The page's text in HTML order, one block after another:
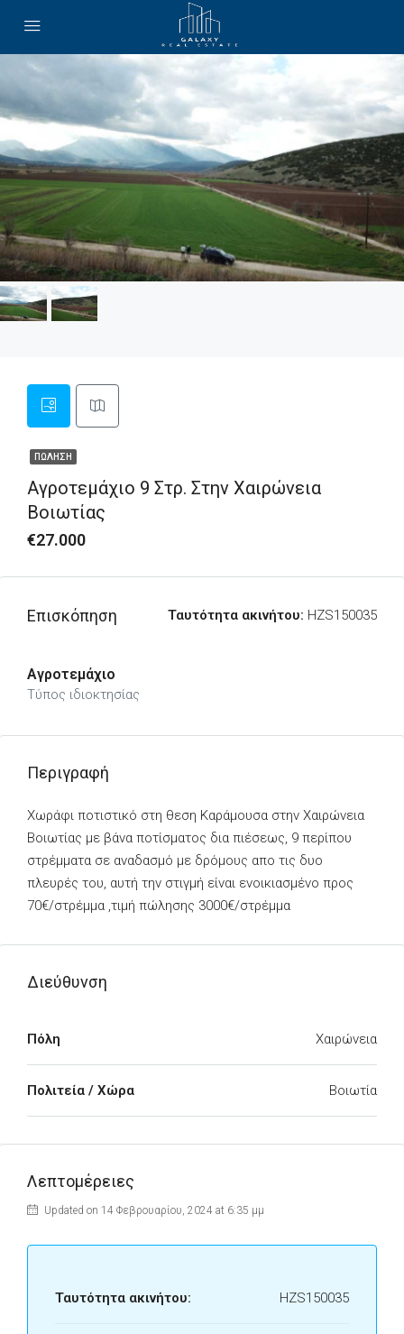
ΠΏΛΗΣΗ
Αγροτεμάχιο 9 Στρ. Στην Χαιρώνεια
Βοιωτίας
€27.000
Επισκόπηση Ταυτότητα ακινήτου: HZS150035
Αγροτεμάχιο
Τύπος ιδιοκτησίας
Περιγραφή
Χωράφι ποτιστικό στη θεση Καράμουσα στην Χαιρώνεια
Βοιωτίας με βάνα ποτίσματος δια πιέσεως, 9 περίπου
στρέμματα σε αναδασμό με δρόμους απο τις δυο
πλευρές του, αυτή την στιγμή είναι ενοικιασμένο προς
70€/στρέμμα ,τιμή πώλησης 3000€/στρέμμα
Διεύθυνση
Πόλη Χαιρώνεια
Πολιτεία / Χώρα Βοιωτία
Λεπτομέρειες
Updated on 14 Φεβρουαρίου, 2024 at 6:35 μμ
Ταυτότητα ακινήτου: HZS150035